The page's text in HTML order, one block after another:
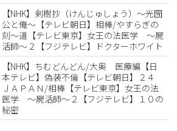
【NHK】剣樹抄（けんじゅしょう）〜光圀
公と俺〜【テレビ朝日】相棒/やすらぎの
刻〜道【テレビ東京】女王の法医学 〜屍
活師〜２【フジテレビ】ドクターホワイト
【NHK】ちむどんどん/大奥 医療編【日
本テレビ】偽装不倫【テレビ朝日】２４
ＪＡＰＡＮ/相棒【テレビ東京】女王の法
医学 〜屍活師〜２【フジテレビ】１０の
秘密